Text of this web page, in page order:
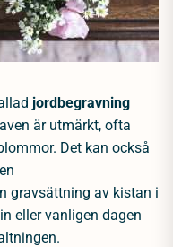
jordbegravning
är utmärkt, ofta
Det kan också
gravsättning av kistan i
eller vanligen dagen